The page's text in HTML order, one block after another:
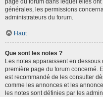
générales, les permissions
administrateurs du forum.
Haut
Que sont les notes ?
Les notes apparaissent en
première page du forum concerné.
est recommandé de les consulter
comme les annonces et les
les notes sont définies par les